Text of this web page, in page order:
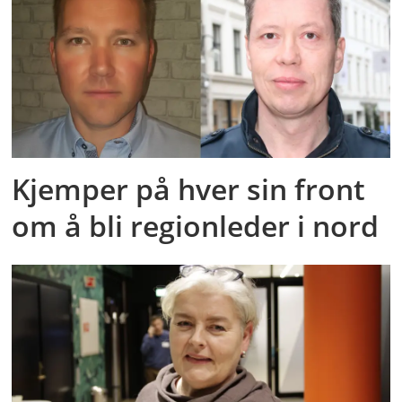
Kjemper på hver sin front
om å bli regionleder i nord